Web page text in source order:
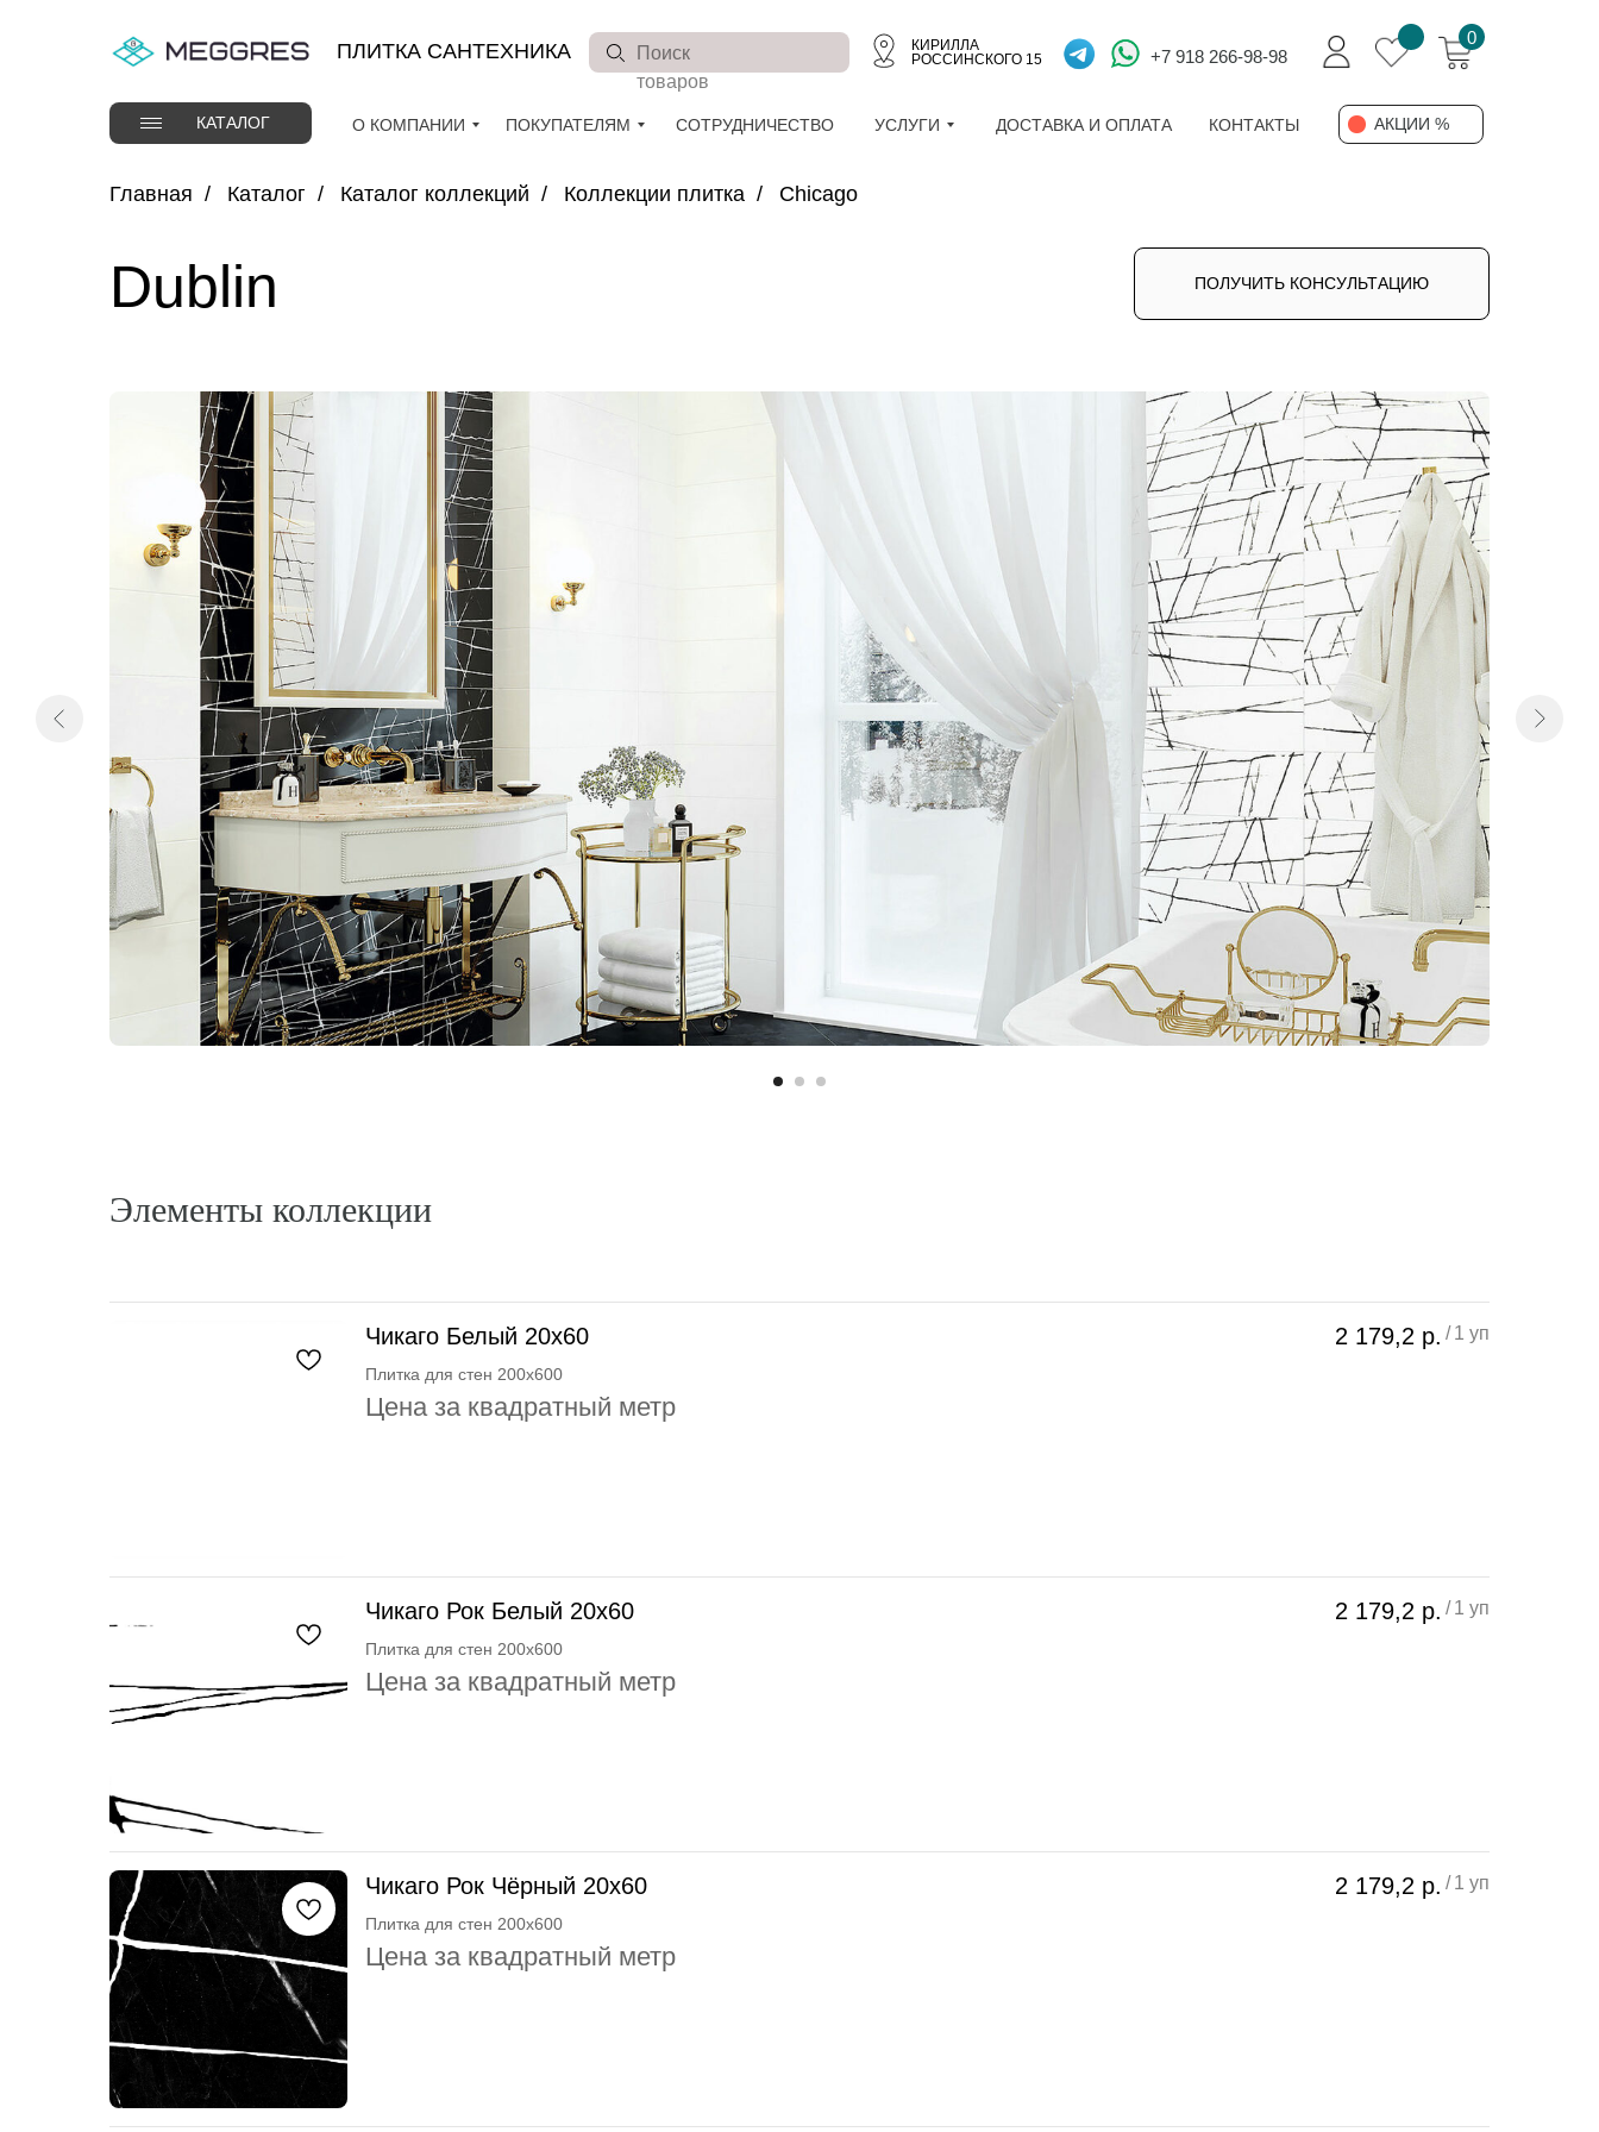
О КОМПАНИИ СОТРУДНИЧЕСТВО АКЦИИ
ДОСТАВКА И ОПЛАТА КОНТАКТЫ
+7 918 266-98-98
Поиск
товаров
0
КАТАЛОГ ПОКУПАТЕЛЯМ
О КОМПАНИИ СОТРУДНИЧЕСТВО ДОСТАВКА И ОПЛАТА
УСЛУГИ КОНТАКТЫ АКЦИИ %
ПЛИТКА САНТЕХНИКА
КИРИЛЛА
РОССИНСКОГО 15
Главная / Каталог / Каталог коллекций / Коллекции плитка / Chicago
ПОЛУЧИТЬ КОНСУЛЬТАЦИЮ
Dublin
Элементы коллекции
Чикаго Белый 20x60
Плитка для стен 200x600
Цена за квадратный метр
2 179,2 р. / 1 уп
Чикаго Рок Белый 20x60
Плитка для стен 200x600
Цена за квадратный метр
2 179,2 р. / 1 уп
Чикаго Рок Чёрный 20x60
Плитка для стен 200x600
Цена за квадратный метр
2 179,2 р. / 1 уп